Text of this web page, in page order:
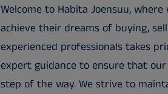
Welcome to Habita Joensuu,
achieve their dreams of buying,
experienced professionals takes
expert guidance to ensure that
step of the way. We strive to